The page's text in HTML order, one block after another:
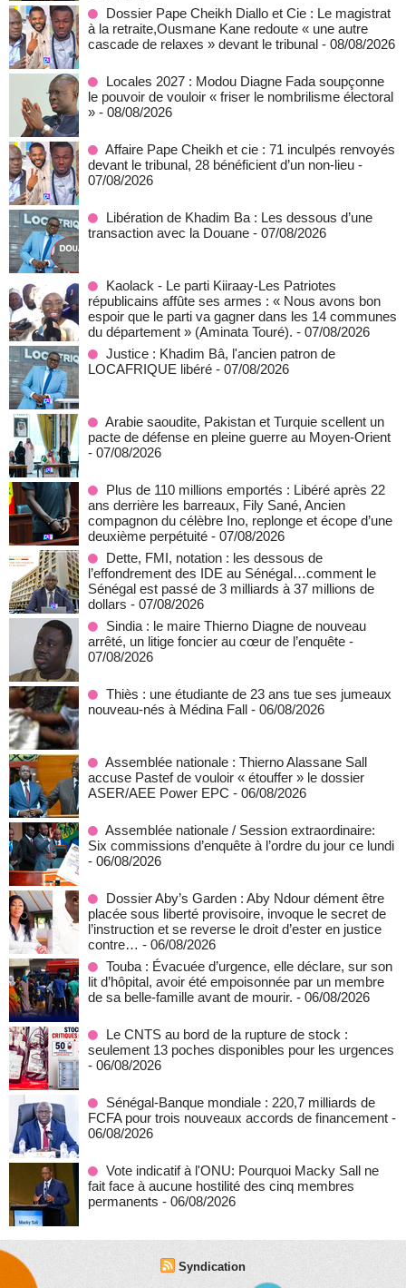
Dossier Pape Cheikh Diallo et Cie : Le magistrat
à la retraite,Ousmane Kane redoute « une autre
cascade de relaxes » devant le tribunal - 08/08/2026
Locales 2027 : Modou Diagne Fada soupçonne
le pouvoir de vouloir « friser le nombrilisme électoral
» - 08/08/2026
Affaire Pape Cheikh et cie : 71 inculpés renvoyés
devant le tribunal, 28 bénéficient d’un non-lieu -
07/08/2026
Libération de Khadim Ba : Les dessous d’une
transaction avec la Douane - 07/08/2026
Kaolack - Le parti Kiiraay-Les Patriotes
républicains affûte ses armes : « Nous avons bon
espoir que le parti va gagner dans les 14 communes
du département » (Aminata Touré). - 07/08/2026
Justice : Khadim Bâ, l'ancien patron de
LOCAFRIQUE libéré - 07/08/2026
Arabie saoudite, Pakistan et Turquie scellent un
pacte de défense en pleine guerre au Moyen-Orient
- 07/08/2026
Plus de 110 millions emportés : Libéré après 22
ans derrière les barreaux, Fily Sané, Ancien
compagnon du célèbre Ino, replonge et écope d’une
deuxième perpétuité - 07/08/2026
Dette, FMI, notation : les dessous de
l’effondrement des IDE au Sénégal…comment le
Sénégal est passé de 3 milliards à 37 millions de
dollars - 07/08/2026
Sindia : le maire Thierno Diagne de nouveau
arrêté, un litige foncier au cœur de l’enquête -
07/08/2026
Thiès : une étudiante de 23 ans tue ses jumeaux
nouveau-nés à Médina Fall - 06/08/2026
Assemblée nationale : Thierno Alassane Sall
accuse Pastef de vouloir « étouffer » le dossier
ASER/AEE Power EPC - 06/08/2026
Assemblée nationale / Session extraordinaire:
Six commissions d’enquête à l’ordre du jour ce lundi
- 06/08/2026
Dossier Aby’s Garden : Aby Ndour dément être
placée sous liberté provisoire, invoque le secret de
l’instruction et se reverse le droit d’ester en justice
contre… - 06/08/2026
Touba : Évacuée d’urgence, elle déclare, sur son
lit d’hôpital, avoir été empoisonnée par un membre
de sa belle-famille avant de mourir. - 06/08/2026
Le CNTS au bord de la rupture de stock :
seulement 13 poches disponibles pour les urgences
- 06/08/2026
Sénégal-Banque mondiale : 220,7 milliards de
FCFA pour trois nouveaux accords de financement -
06/08/2026
Vote indicatif à l'ONU: Pourquoi Macky Sall ne
fait face à aucune hostilité des cinq membres
permanents - 06/08/2026
Syndication